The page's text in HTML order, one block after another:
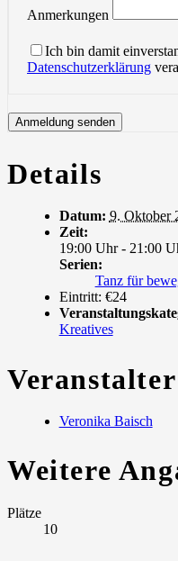
Anmerkungen
Ich bin damit
Datenschutzerklärung
Details
Datum: 9. Oktober
Zeit:
19:00 Uhr - 21:00
Serien:
Tanz für
Eintritt: €24
Kreatives
Veranstalter
Veronika Baisch
Weitere
Plätze
10